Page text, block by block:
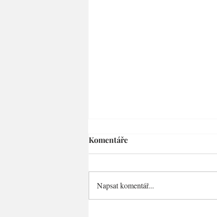
Komentáře
Napsat komentář...